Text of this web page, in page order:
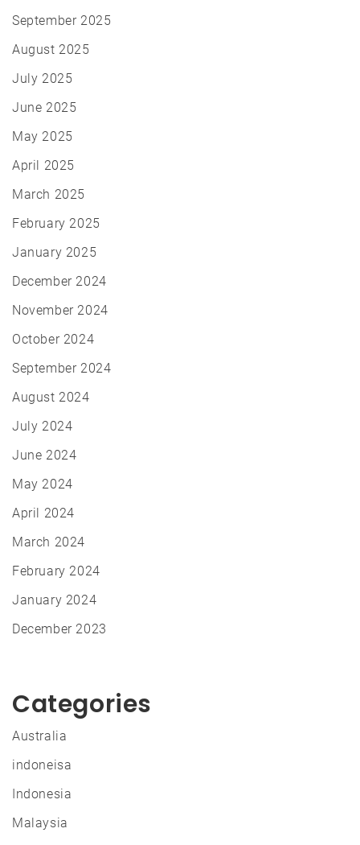
September 2025
August 2025
July 2025
June 2025
May 2025
April 2025
March 2025
February 2025
January 2025
December 2024
November 2024
October 2024
September 2024
August 2024
July 2024
June 2024
May 2024
April 2024
March 2024
February 2024
January 2024
December 2023
Categories
Australia
indoneisa
Indonesia
Malaysia